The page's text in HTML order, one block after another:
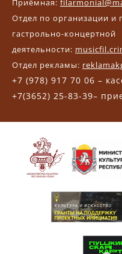
Приёмная:
Отдел по организации и
гастрольно-концертной
деятельности:
Отдел рекламы:
+7 (978) 917 70 06 –
+7(3652) 25-83-39–